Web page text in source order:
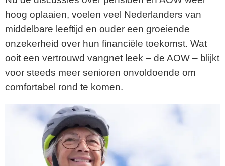
hoog oplaaien, voelen veel Nederlanders van
middelbare leeftijd en ouder een groeiende
onzekerheid over hun financiële toekomst. Wat
ooit een vertrouwd vangnet leek – de AOW – blijkt
voor steeds meer senioren onvoldoende om
comfortabel rond te komen.